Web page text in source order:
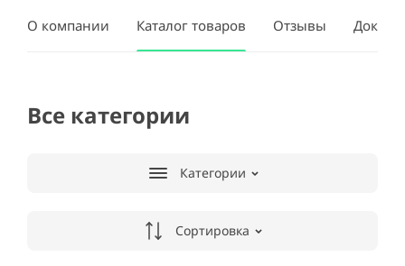
О компании Каталог товаров Отзывы
Все категории
Категории
Сортировка